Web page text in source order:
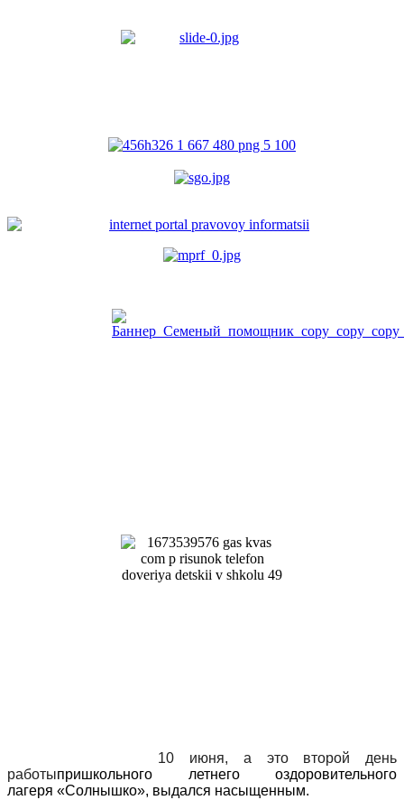
10 июня, а это второй день
работыпришкольного летнего оздоровительного
лагеря «Солнышко», выдался насыщенным.